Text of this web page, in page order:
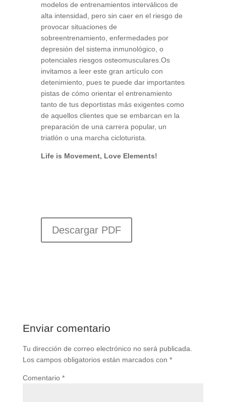
modelos de entrenamientos interválicos de
alta intensidad, pero sin caer en el riesgo de
provocar situaciones de
sobreentrenamiento, enfermedades por
depresión del sistema inmunológico, o
potenciales riesgos osteomusculares.Os
invitamos a leer este gran artículo con
detenimiento, pues te puede dar importantes
pistas de cómo orientar el entrenamiento
tanto de tus deportistas más exigentes como
de aquellos clientes que se embarcan en la
preparación de una carrera popular, un
triatlón o una marcha cicloturista.
Life is Movement, Love Elements!
Descargar PDF
Enviar comentario
Tu dirección de correo electrónico no será publicada.
Los campos obligatorios están marcados con *
Comentario *